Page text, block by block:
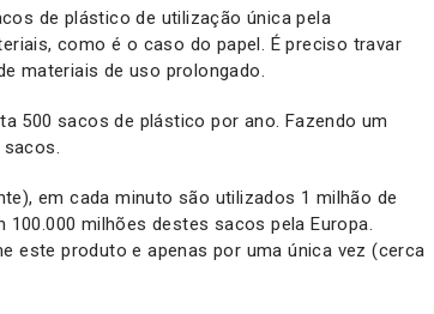
de plástico de utilização única pela
como é o caso do papel. É preciso travar
materiais de uso prolongado.
500 sacos de plástico por ano. Fazendo um
em cada minuto são utilizados 1 milhão de
milhões destes sacos pela Europa.
este produto e apenas por uma única vez (cerca